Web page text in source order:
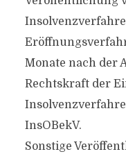
Monate nach der
Rechtskraft der
InsOBekV.
Sonstige